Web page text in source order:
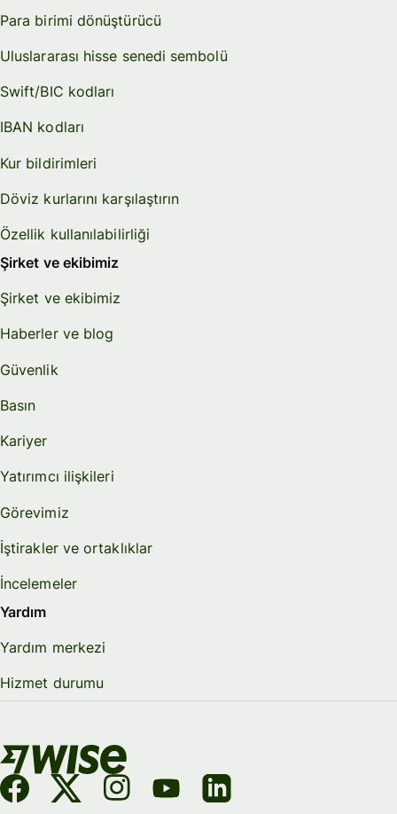
Para birimi dönüştürücü
Uluslararası hisse senedi sembolü
Swift/BIC kodları
IBAN kodları
Kur bildirimleri
Döviz kurlarını karşılaştırın
Özellik kullanılabilirliği
Şirket ve ekibimiz
Şirket ve ekibimiz
Haberler ve blog
Güvenlik
Basın
Kariyer
Yatırımcı ilişkileri
Görevimiz
İştirakler ve ortaklıklar
İncelemeler
Yardım
Yardım merkezi
Hizmet durumu